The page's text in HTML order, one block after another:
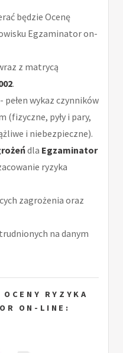
będzie Ocenę
Egzaminator on-
z matrycą
.
wykaz czynników
(fizyczne, pyły i pary,
i niebezpieczne).
dla Egzaminator
ryzyka
zagrożenia oraz
na danym
RYZYKA
ON-LINE: